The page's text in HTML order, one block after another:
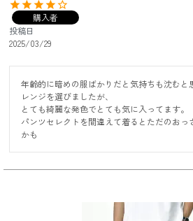
購入者
投稿日
2025/03/29
年齢的に暗めの服ばかりだと気持ちも沈むと
レンジを選びましたが、
とても綺麗な発色でとても気に入ってます。
パンツセレクトを間違えて着るとただのおっ
かも